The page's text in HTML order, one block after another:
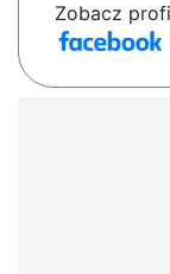
Zobacz